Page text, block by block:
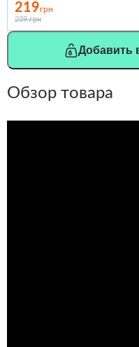
219грн
239 грн
Добавить
Обзор товара